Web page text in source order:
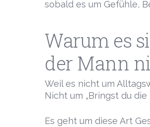
sobald es um Gefühle,
Warum es
der Mann
Weil es nicht um
Nicht um „Bringst du die
Es geht um diese Art